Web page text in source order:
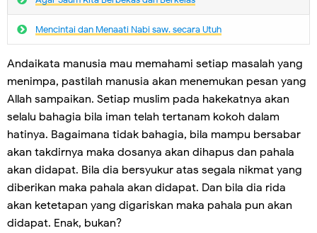
Mencintai dan Menaati Nabi saw. secara Utuh
Andaikata manusia mau memahami setiap masalah yang
menimpa, pastilah manusia akan menemukan pesan yang
Allah sampaikan. Setiap muslim pada hakekatnya akan
selalu bahagia bila iman telah tertanam kokoh dalam
hatinya. Bagaimana tidak bahagia, bila mampu bersabar
akan takdirnya maka dosanya akan dihapus dan pahala
akan didapat. Bila dia bersyukur atas segala nikmat yang
diberikan maka pahala akan didapat. Dan bila dia rida
akan ketetapan yang digariskan maka pahala pun akan
didapat. Enak, bukan?